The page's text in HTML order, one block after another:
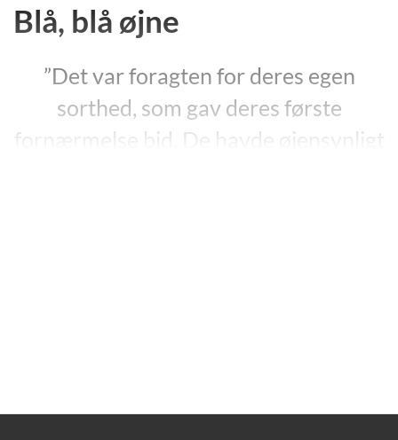
Blå, blå øjne
”Det var foragten for deres egen
sorthed, som gav deres første
fornærmelse bid. De havde øjensynligt